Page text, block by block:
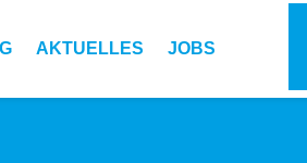
AKTUELLES JOBS